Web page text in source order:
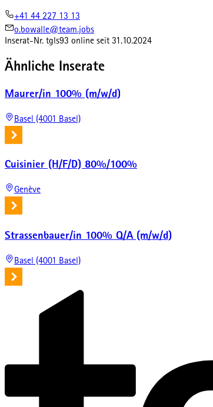
+41 44 227 13 13
o.bowalle@team.jobs
Inserat-Nr. tgls93 online seit 31.10.2024
Ähnliche Inserate
Maurer/in 100% (m/w/d)
Basel (4001 Basel)
Cuisinier (H/F/D) 80%/100%
Genève
Strassenbauer/in 100% Q/A (m/w/d)
Basel (4001 Basel)